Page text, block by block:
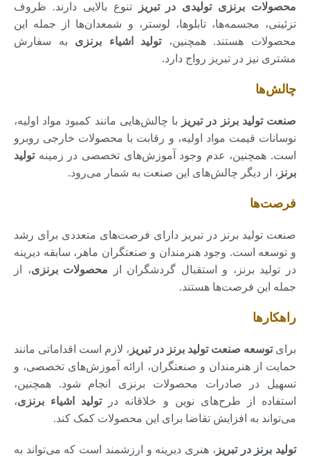
محصولات برنزی تولیدی در تبریز
تنوع بالایی دارند. ظروف
تزئینی، مجسمه‌ها، تابلوها، لوستر، و شمعدان‌ها از جمله این
محصولات هستند. همچنین،تولید اشیاء برنزی به سفارش
مشتری نیز در تبریز رواج دارد.
چالش‌ها
صنعت تولید برنز در تبریز
با چالش‌هایی مانند کمبود مواد اولیه،
نوسانات قیمت مواد اولیه، و رقابت با محصولات خارجی روبرو
است. همچنین، عدم وجود آموزش‌های تخصصی در زمینهتولید
برنز ، از دیگر چالش‌های این صنعت به شمار می‌رود.
فرصت‌ها
صنعت تولید برنز در تبریز دارای فرصت‌های متعددی برای رشد
و توسعه است. وجود هنرمندان و صنعتگران ماهر، سابقه دیرینه
در تولید برنز، و استقبال گردشگران از محصولات برنزی، از
جمله این فرصت‌ها هستند.
راهکارها
برایتوسعه صنعت تولید برنز در تبریز ، لازم است اقداماتی مانند
حمایت از هنرمندان و صنعتگران، ارائه آموزش‌های تخصصی، و
تسهیل در صادرات محصولات برنزی انجام شود. همچنین،
استفاده از طرح‌های نوین و خلاقانه درتولید اشیاء برنزی،
می‌تواند به افزایش تقاضا برای این محصولات کمک کند.
تولید برنز در تبریز ، هنری دیرینه و ارزشمند است که می‌تواند به